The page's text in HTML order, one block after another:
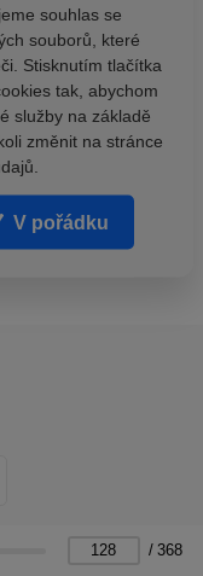
/ 368
souhlas se
souborů, které
Stisknutím tlačítka
tak, abychom
služby na základě
změnit na stránce
V pořádku